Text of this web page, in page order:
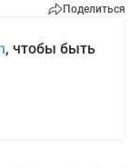
Поделиться
, чтобы быть